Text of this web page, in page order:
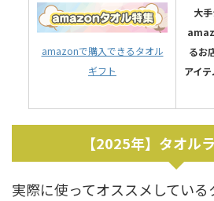
amazonで購入できるタオル
ギフト
大
るお
アイ
【2025年】タオル
実際に使ってオススメしてい